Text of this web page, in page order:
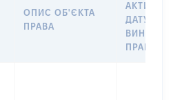
ОПИС ОБ'ЄКТА
ПРАВА
АКТИВУ
ДАТУ
ПРАВА